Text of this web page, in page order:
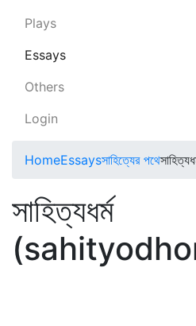
Plays
Essays
Others
Login
HomeEssaysসাহিত্যের পথে
সাহিত্যধর্ম